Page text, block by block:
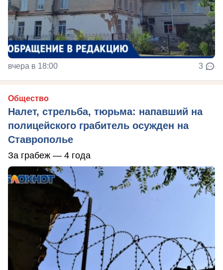
вчера в 18:00 3
Общество
Налет, стрельба, тюрьма: напавший на
полицейского грабитель осужден на
Ставрополье
За грабеж — 4 года